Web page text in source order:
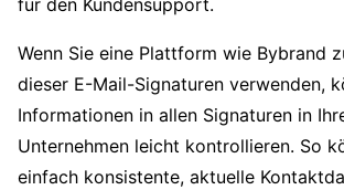
für den Kundensupport.
Wenn Sie eine Plattform wie Bybrand
dieser E-Mail-Signaturen verwenden,
Informationen in allen Signaturen in
Unternehmen leicht kontrollieren. So
einfach konsistente, aktuelle